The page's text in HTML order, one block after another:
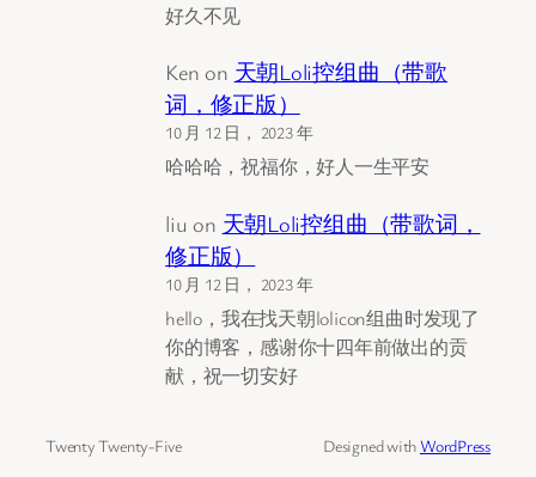
好久不见
Ken on 天朝Loli控组曲（带歌
词，修正版）
10 月 12 日， 2023 年
哈哈哈，祝福你，好人一生平安
liu on 天朝Loli控组曲（带歌词，
修正版）
10 月 12 日， 2023 年
hello，我在找天朝lolicon组曲时发现了
你的博客，感谢你十四年前做出的贡
献，祝一切安好
Twenty Twenty-Five Designed withWordPress